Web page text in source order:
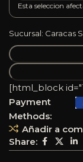
Esta seleccion
Sucursal: Caracas
Añadir a
Share:
[html_block
Payment
Methods: